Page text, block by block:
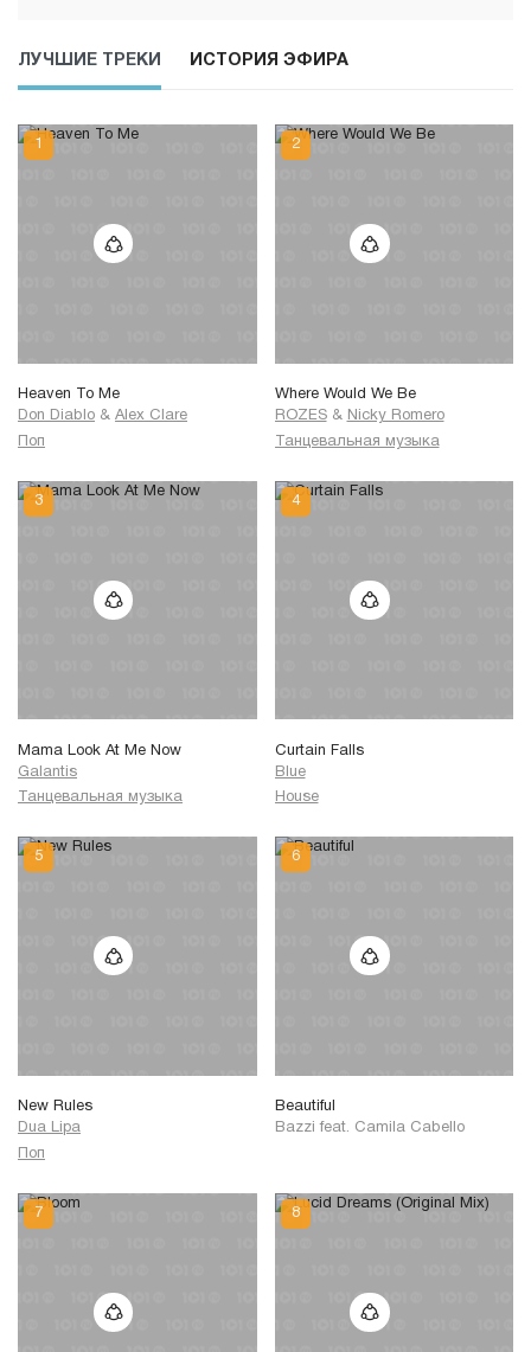
ЛУЧШИЕ ТРЕКИ ИСТОРИЯ ЭФИРА
Heaven To Me
Don Diablo & Alex Clare
Поп
Where Would We Be
ROZES & Nicky Romero
Танцевальная музыка
Mama Look At Me Now
Galantis
Танцевальная музыка
Curtain Falls
Blue
House
New Rules
Dua Lipa
Поп
Beautiful
Bazzi feat. Camila Cabello